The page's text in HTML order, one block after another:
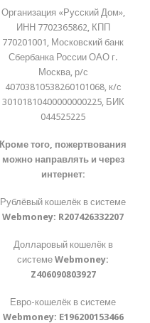
Организация «Русский Дом»,
ИНН 7702365862, КПП
770201001, Московский банк
Сбербанка России ОАО г.
Москва, р/с
40703810538260101068, к/с
30101810400000000225, БИК
044525225
Кроме того, пожертвования
можно направлять и через
интернет:
Рублёвый кошелёк в системе
Webmoney: R207426332207
Долларовый кошелёк в
системеWebmoney:
Z406090803927
Евро-кошелёк в системе
Webmoney: E196200153466